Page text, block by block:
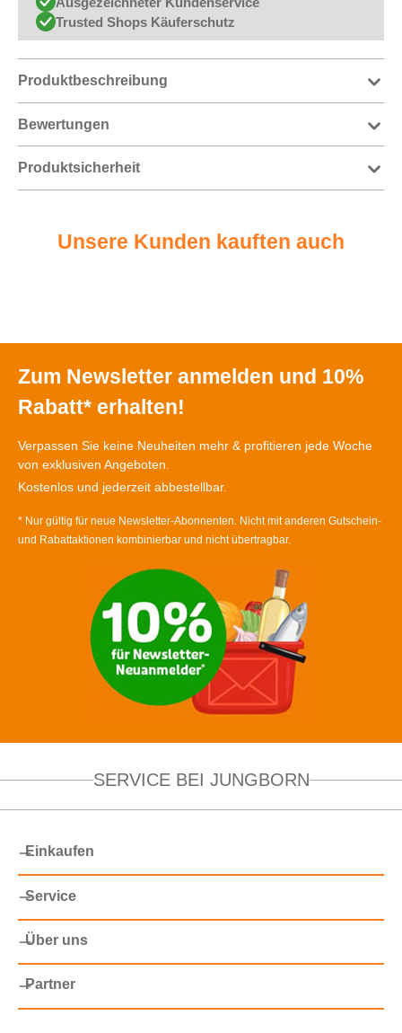
Trusted Shops Käuferschutz
Produktbeschreibung
Bewertungen
Produktsicherheit
Unsere Kunden kauften auch
Zum Newsletter anmelden und 10%
Rabatt* erhalten!
Verpassen Sie keine Neuheiten mehr & profitieren jede Woche
von exklusiven Angeboten.
Kostenlos und jederzeit abbestellbar.
* Nur gültig für neue Newsletter-Abonnenten. Nicht mit anderen Gutschein-
und Rabattaktionen kombinierbar und nicht übertragbar.
SERVICE BEI JUNGBORN
Einkaufen
Service
Über uns
Partner